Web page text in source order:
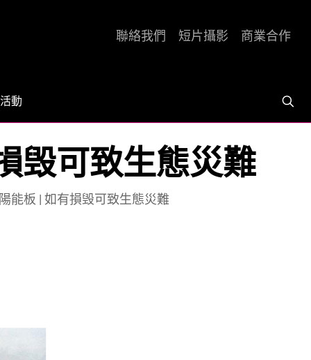
活動
聯絡我們 短片攝影 商業合作
毁可致生態災難
能板 | 如有損毁可致生態災難